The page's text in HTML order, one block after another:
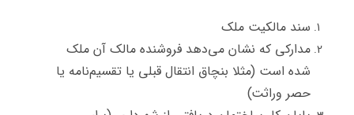
سند مالکیت ملک
مدارکی که نشان می‌دهد فروشنده مالک آن ملک
شده است (مثلا بنچاق انتقال قبلی یا تقسیم‌نامه یا
حصر وراثت)